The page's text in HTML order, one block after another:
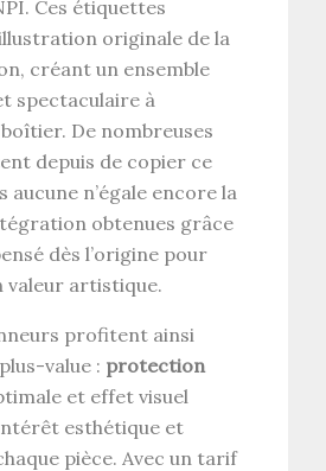
Ces étiquettes
originale de la
créant un ensemble
spectaculaire à
De nombreuses
depuis de copier ce
aucune n’égale encore la
obtenues grâce
dès l’origine pour
valeur artistique.
profitent ainsi
value : protection
et effet visuel
esthétique et
pièce. Avec un tarif